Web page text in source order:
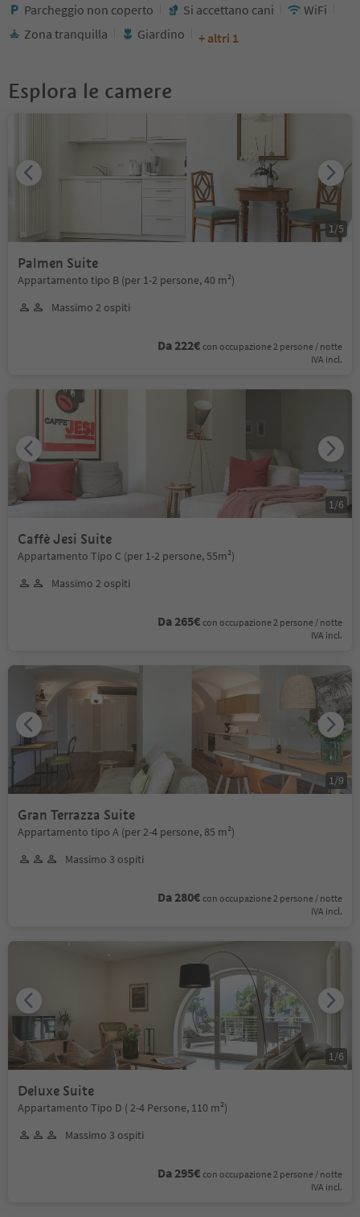
Parcheggio non coperto Si accettano cani
WiFi
Zona tranquilla
Giardino + altri 1
Esplora le camere
Palmen Suite
Appartamento tipo B (per 1-2 persone, 40 m²)
Massimo 2 ospiti
Da 222€ con occupazione 2 persone / notte
IVA incl.
1 /5
Caffè Jesi Suite
Appartamento Tipo C (per 1-2 persone, 55m²)
Massimo 2 ospiti
Da 265€ con occupazione 2 persone / notte
IVA incl.
1 /6
Gran Terrazza Suite
Appartamento tipo A (per 2-4 persone, 85 m²)
Massimo 3 ospiti
Da 280€ con occupazione 2 persone / notte
IVA incl.
1 /9
Deluxe Suite
Appartamento Tipo D ( 2-4 Persone, 110 m²)
Massimo 3 ospiti
Da 295€ con occupazione 2 persone / notte
IVA incl.
1 /6